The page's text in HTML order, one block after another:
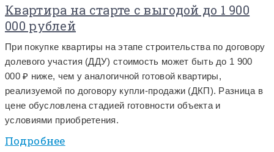
Квартира на старте с выгодой до 1 900
000 рублей
При покупке квартиры на этапе строительства по договору
долевого участия (ДДУ) стоимость может быть до 1 900
000 ₽ ниже, чем у аналогичной готовой квартиры,
реализуемой по договору купли-продажи (ДКП). Разница в
цене обусловлена стадией готовности объекта и
условиями приобретения.
Подробнее